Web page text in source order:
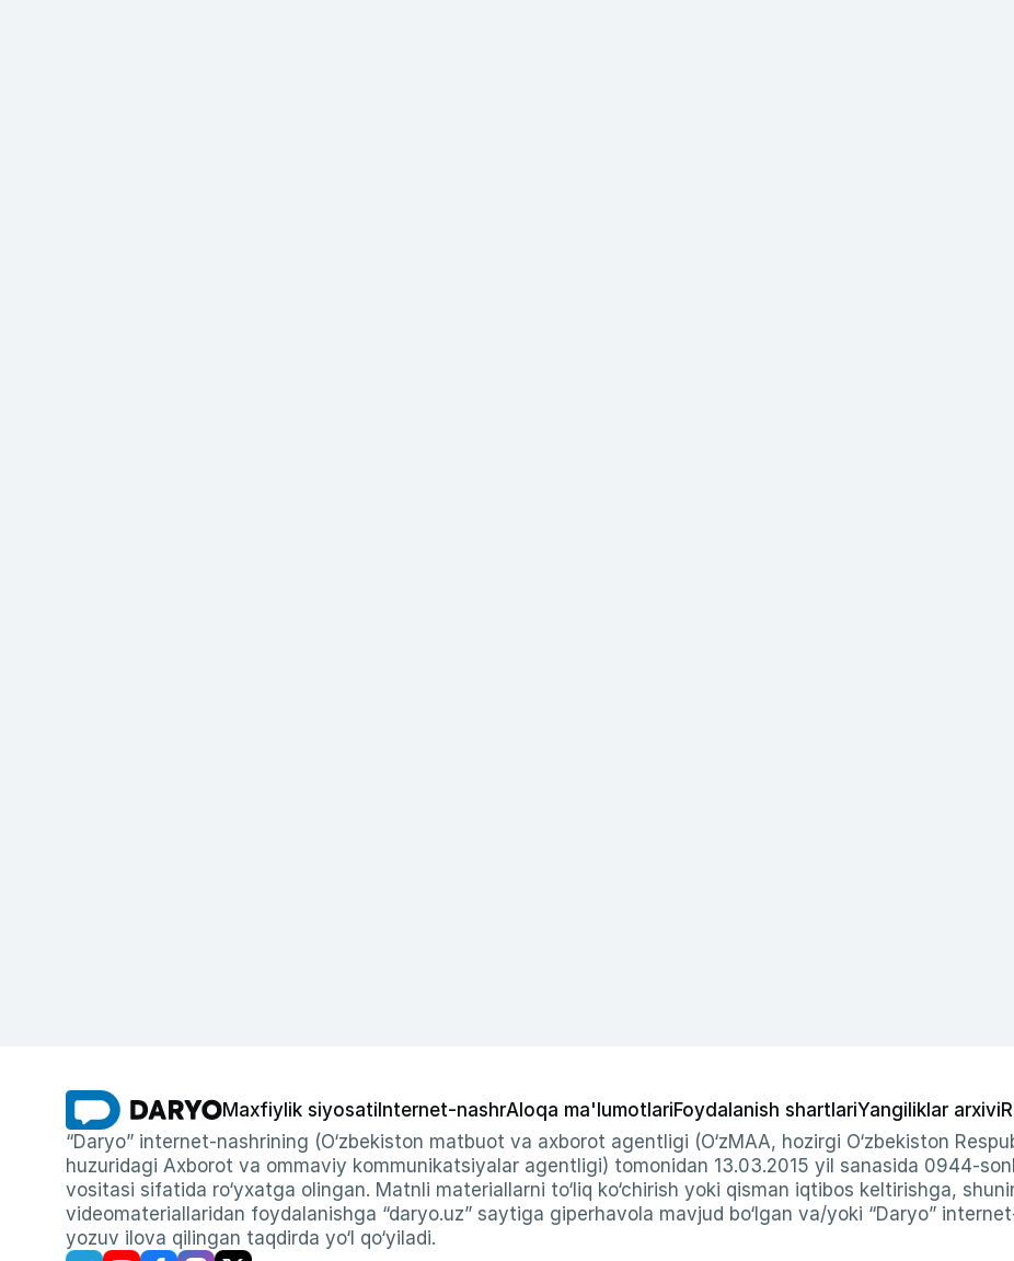
Maxfiylik siyosati Internet-nashrAloqa ma'lumotlariFoydalanish shartlariYangiliklar arxivi
“Daryo” internet-nashrining (O‘zbekiston matbuot va axborot agentligi (O‘zMAA, hozirgi O‘zbekiston
huzuridagi Axborot va ommaviy kommunikatsiyalar agentligi) tomonidan 13.03.2015 yil sanasida 0944-
vositasi sifatida ro‘yxatga olingan. Matnli materiallarni to‘liq ko‘chirish yoki qisman iqtibos keltirishga,
videomateriallaridan foydalanishga “daryo.uz” saytiga giperhavola mavjud bo‘lgan va/yoki “Daryo”
yozuv ilova qilingan taqdirda yo‘l qo‘yiladi.